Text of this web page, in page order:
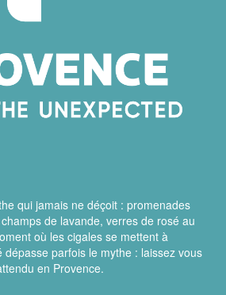
qui jamais ne déçoit : promenades
de lavande, verres de rosé au
où les cigales se mettent à
dépasse parfois le mythe : laissez vous
en Provence.